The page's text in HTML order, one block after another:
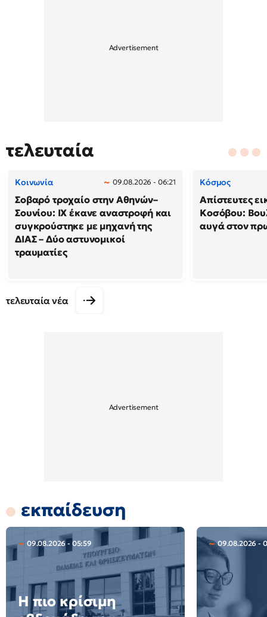
τελευταία
Κοινωνία 09.08.2026 - 06:21
Σοβαρό τροχαίο στην Αθηνών–
Σουνίου: ΙΧ έκανε αναστροφή και
συγκρούστηκε με μηχανή της
ΔΙΑΣ – Δύο αστυνομικοί
τραυματίες
Κόσμος
Απίστευτες
Κοσόβου:
αυγά στον
τελευταία νέα
εκπαίδευση
09.08.2026 - 05:59
Η πιο κρίσιμη
09.08.2026 -